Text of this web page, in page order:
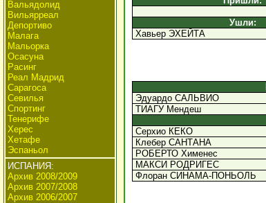
Вальядолид
Вильярреал
Депортиво
Малага
Мальорка
Осасуна
Расинг
Реал Мадрид
Сарагоса
Севилья
Спортинг
Тенерифе
Херес
Хетафе
Эспаньол
ИСПАНИЯ:
Архив 2008/2009
Архив 2007/2008
Архив 2006/2007
Ушли:
Хавьер ЭХЕЙТА
Эдуардо САЛЬВИО
ТИАГУ Мендеш
Серхио КЕКО
Клебер САНТАНА
РОБЕРТО Хименес
МАКСИ РОДРИГЕС
Флоран СИНАМА-ПОНЬОЛЬ